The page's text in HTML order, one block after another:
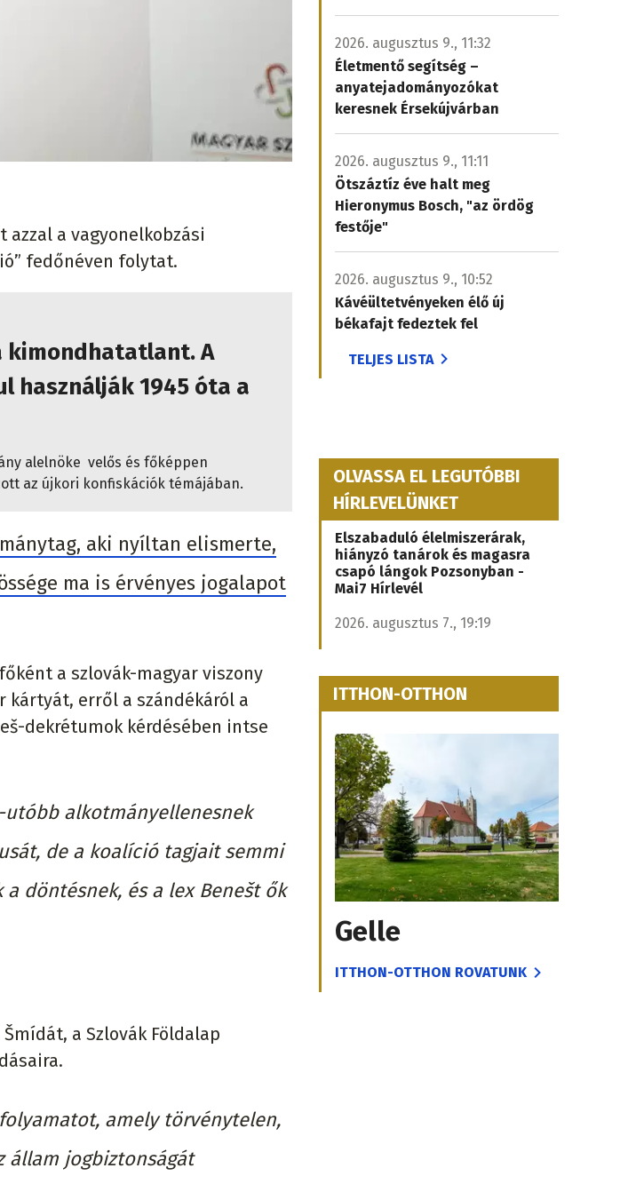
a vagyonelkobzási
fedőnéven folytat.
kimondhatatlant. A
használják 1945 óta a
alelnöke velős és főképpen
az újkori konfiskációk témájában.
aki nyíltan elismerte,
ma is érvényes jogalapot
a szlovák-magyar viszony
kártyát, erről a szándékáról a
dekrétumok kérdésében intse
utóbb alkotmányellenesnek
de a koalíció tagjait semmi
döntésnek, és a lex Benešt ők
a Szlovák Földalap
amely törvénytelen,
állam jogbiztonságát
2026. augusztus 9., 11:32
Életmentő segítség –
anyatejadományozókat
keresnek Érsekújvárban
2026. augusztus 9., 11:11
Ötszáztíz éve halt meg
Hieronymus Bosch, "az ördög
festője"
2026. augusztus 9., 10:52
Kávéültetvényeken élő új
békafajt fedeztek fel
TELJES LISTA
OLVASSA EL LEGUTÓBBI
HÍRLEVELÜNKET
Elszabaduló élelmiszerárak,
hiányzó tanárok és magasra
csapó lángok Pozsonyban -
Mai7 Hírlevél
2026. augusztus 7., 19:19
ITTHON-OTTHON
Gelle
ITTHON-OTTHON ROVATUNK